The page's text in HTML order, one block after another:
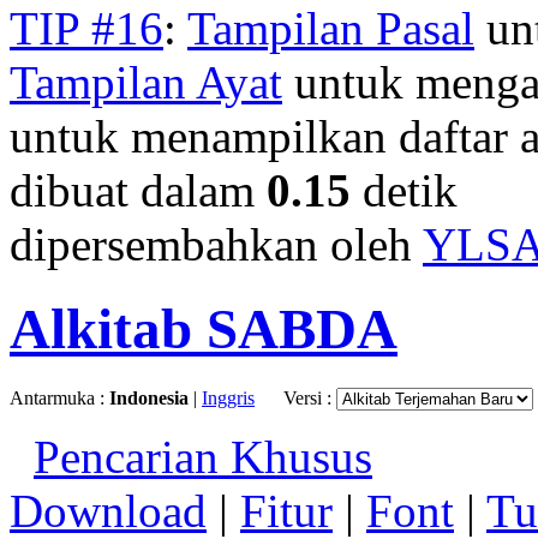
TIP #16: Tampilan Pasal
Tampilan Ayat untuk
untuk menampilkan daftar
dibuat dalam 0.15 detik
dipersembahkan oleh
Alkitab SABDA
Antarmuka : Indonesia | Inggris Versi :
Pencarian Khusus
Download | Fitur | Font |